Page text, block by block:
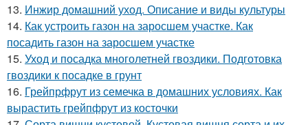
13. Инжир домашний уход. Описание и виды культуры
14. Как устроить газон на заросшем участке. Как
посадить газон на заросшем участке
15. Уход и посадка многолетней гвоздики. Подготовка
гвоздики к посадке в грунт
16. Грейпрфрут из семечка в домашних условиях. Как
вырастить грейпфрут из косточки